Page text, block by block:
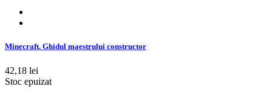
Minecraft. Ghidul maestrului constructor
42,18 lei
Stoc epuizat